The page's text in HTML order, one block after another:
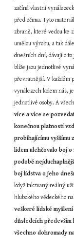
začíná vlastní
před očima. Tyto
zbraně, které vedou ke
umělou výrobu, a tak
dnešních dní, dávají o to
blíže jsou jednotlivé
převratnější. V každém
vynálezech kolem nás,
jednotlivé osoby. A
více a více se
konečnou platností
probíhajícímu vyššímu
lidem ulehčovalo boj
podobě
boj lidstva o jeho
když takzvaný reálný
veškeré lidské
důsledcích především
všechno dohromady